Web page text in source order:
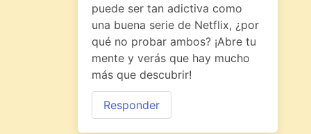
puede ser tan adictiva como
una buena serie de Netflix, ¿por
qué no probar ambos? ¡Abre tu
mente y verás que hay mucho
más que descubrir!
Responder